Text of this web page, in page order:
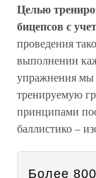
Целью
бицепсов с
проведения
выполнении
упражнения мы
тренируемую
принципами
баллистико –
Более